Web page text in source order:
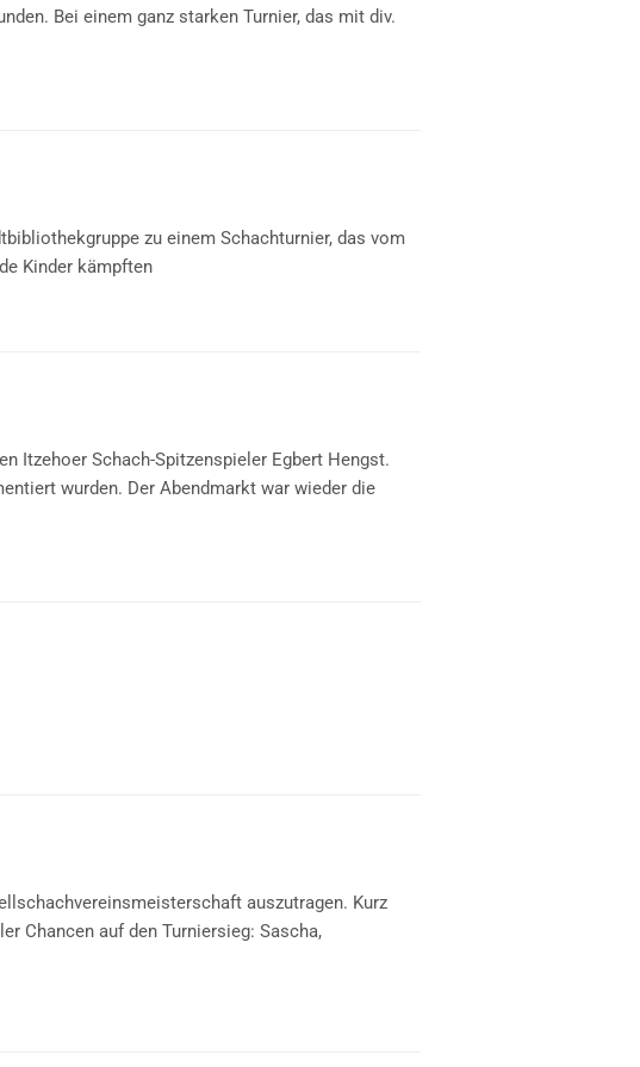
Bei einem ganz starken Turnier, das mit div.
zu einem Schachturnier, das vom
Kinder kämpften
Itzehoer Schach-Spitzenspieler Egbert Hengst.
wurden. Der Abendmarkt war wieder die
auszutragen. Kurz
Chancen auf den Turniersieg: Sascha,